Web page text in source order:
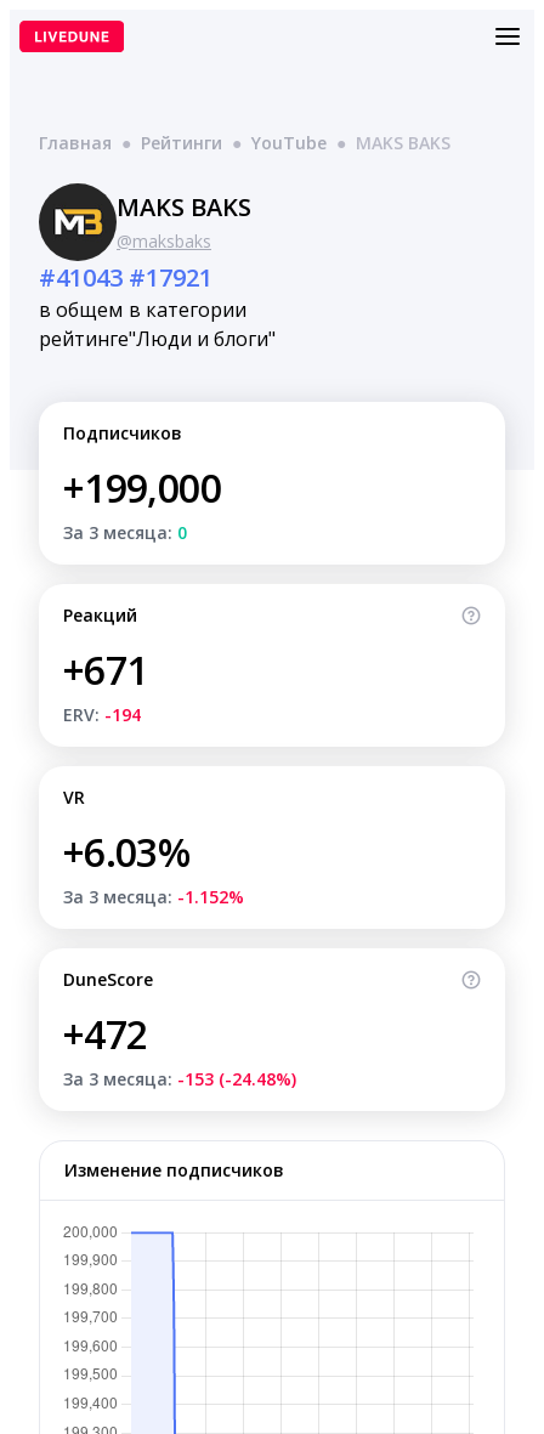
Перейти
Главная ● Рейтинги ● YouTube ● MAKS BAKS
MAKS BAKS
@maksbaks
#41043
в общем
рейтинге
#17921
в категории
"Люди и блоги"
Подписчиков
+199,000
За 3 месяца: 0
Реакций
+671
ERV: -194
VR
+6.03%
За 3 месяца: -1.152%
DuneScore
+472
За 3 месяца: -153 (-24.48%)
Изменение подписчиков